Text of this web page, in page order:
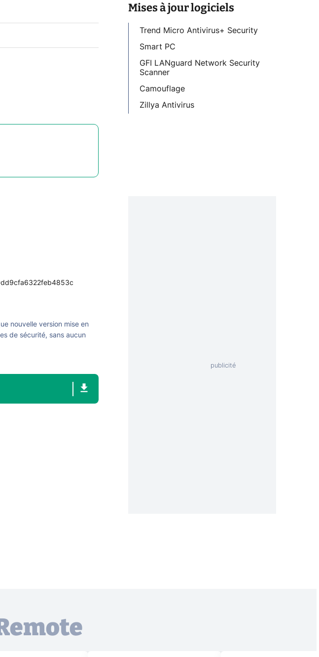
nouvelle version mise en
de sécurité, sans aucun
Mises à jour logiciels
Trend Micro Antivirus+ Security
Smart PC
GFI LANguard Network Security
Scanner
Camouflage
Zillya Antivirus